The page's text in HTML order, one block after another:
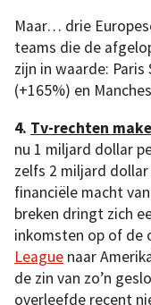
Maar… drie
teams die de
zijn in waarde:
(+165%) en
4. Tv-rechten
nu 1 miljard dollar
zelfs 2 miljard
financiële macht
breken dringt zich
inkomsten op of de
League naar
de zin van zo’n
overleefde recent